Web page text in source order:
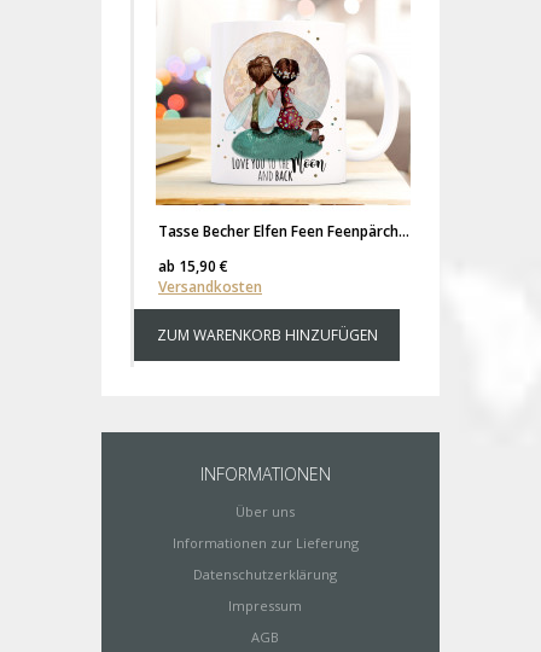
Tasse Becher Elfen Feen Feenpärchen mit Spruch love you to the moon and back ts381
ab 15,90 €
Versandkosten
ZUM WARENKORB HINZUFÜGEN
INFORMATIONEN
Über uns
Informationen zur Lieferung
Datenschutzerklärung
Impressum
AGB